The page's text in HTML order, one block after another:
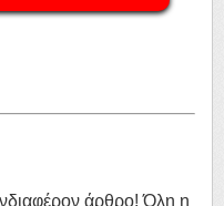
άρθρο! Όλη η